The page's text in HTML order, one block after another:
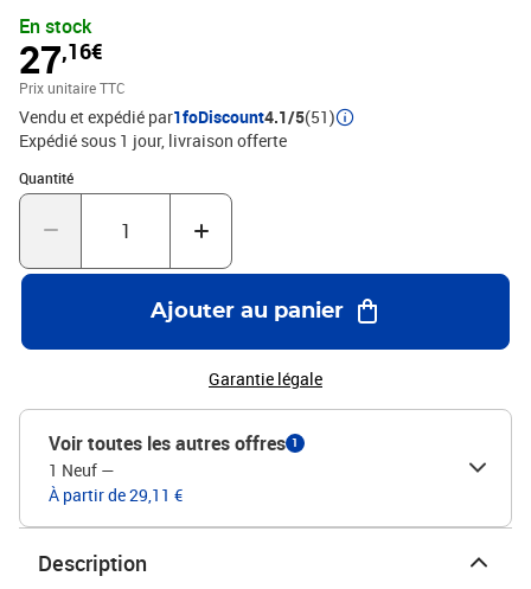
En stock
27,16€
Prix unitaire TTC
Vendu et expédié par1foDiscount4.1/5(51)
Expédié sous 1 jour livraison offerte
Quantité
Quantité : 1
Ajouter au panier
Garantie légale
Voir toutes les autres offres 1
1 Neuf —
À partir de 29,11 €
Description